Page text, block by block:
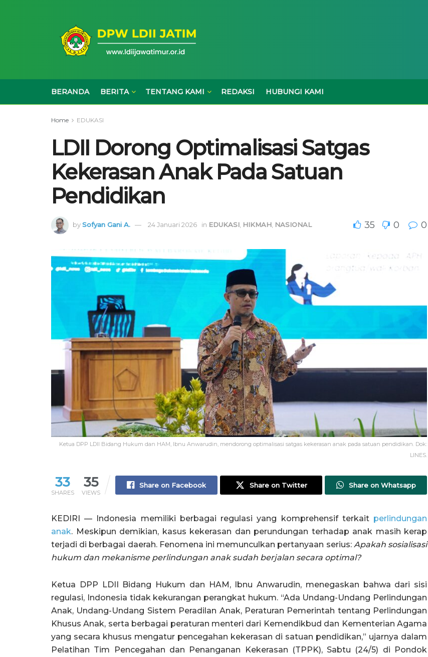
BERANDA BERITA TENTANG KAMI REDAKSI HUBUNGI KAMI
Home EDUKASI
LDII Dorong Optimalisasi Satgas
Kekerasan Anak Pada Satuan
Pendidikan
bySofyan Gani A. 24 Januari 2026 in EDUKASI HIKMAH NASIONAL 35 0 0
Ketua DPP LDII Bidang Hukum dan HAM, Ibnu Anwarudin, mendorong optimalisasi satgas kekerasan anak pada satuan pendidikan. Dok:
LINES.
33
SHARES
35
VIEWS
Share on Facebook Share on Twitter Share on Whatsapp
KEDIRI — Indonesia memiliki berbagai regulasi yang komprehensif terkait perlindungan
anak. Meskipun demikian, kasus kekerasan dan perundungan terhadap anak masih kerap
terjadi di berbagai daerah. Fenomena ini memunculkan pertanyaan serius: Apakah sosialisasi
hukum dan mekanisme perlindungan anak sudah berjalan secara optimal?
Ketua DPP LDII Bidang Hukum dan HAM, Ibnu Anwarudin, menegaskan bahwa dari sisi
regulasi, Indonesia tidak kekurangan perangkat hukum. “Ada Undang-Undang Perlindungan
Anak, Undang-Undang Sistem Peradilan Anak, Peraturan Pemerintah tentang Perlindungan
Khusus Anak, serta berbagai peraturan menteri dari Kemendikbud dan Kementerian Agama
yang secara khusus mengatur pencegahan kekerasan di satuan pendidikan,” ujarnya dalam
Pelatihan Tim Pencegahan dan Penanganan Kekerasan (TPPK), Sabtu (24/5) di Pondok